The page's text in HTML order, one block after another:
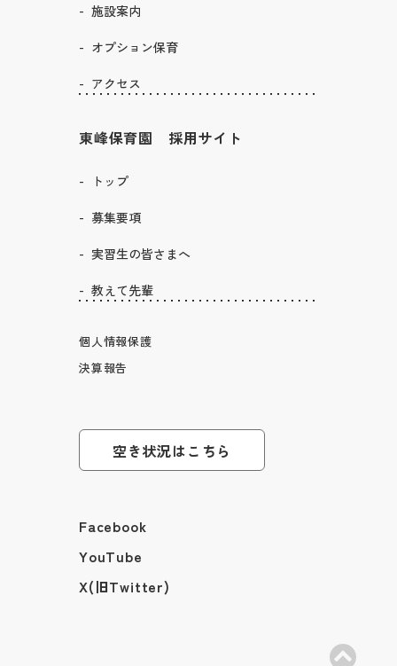
施設案内
オプション保育
アクセス
東峰保育園 採用サイト
トップ
募集要項
実習生の皆さまへ
教えて先輩
個人情報保護
決算報告
空き状況はこちら
Facebook
YouTube
X(旧Twitter)